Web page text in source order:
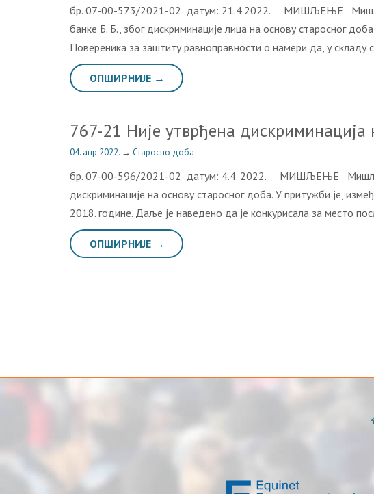
бр. 07-00-573/2021-02 датум: 21.4.2022. МИШЉЕЊЕ Мишљење
банке Б. Б., због дискриминације лица на основу старосног
Повереника за заштиту равноправности о намери да, у складу
ОПШИРНИЈЕ →
767-21 Није утврђена
04. апр 2022. → Старосно доба
бр. 07-00-596/2021-02 датум: 4.4. 2022. МИШЉЕЊЕ Мишљење
дискриминације на основу старосног доба. У притужби је,
2018. године. Даље је наведено да је конкурисала за место
ОПШИРНИЈЕ →